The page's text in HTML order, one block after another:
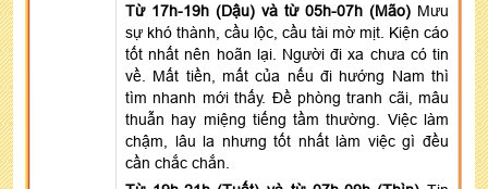
Từ 17h-19h (Dậu) và từ 05h-07h (Mão) Mưu
sự khó thành, cầu lộc, cầu tài mờ mịt. Kiện cáo
tốt nhất nên hoãn lại. Người đi xa chưa có tin
về. Mất tiền, mất của nếu đi hướng Nam thì
tìm nhanh mới thấy. Đề phòng tranh cãi, mâu
thuẫn hay miệng tiếng tầm thường. Việc làm
chậm, lâu la nhưng tốt nhất làm việc gì đều
cần chắc chắn.